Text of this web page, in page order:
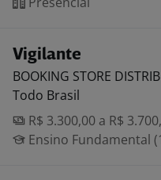
Vigilante
BOOKING STORE
Todo Brasil
R$ 3.300,00 a R$
Ensino Fundamental